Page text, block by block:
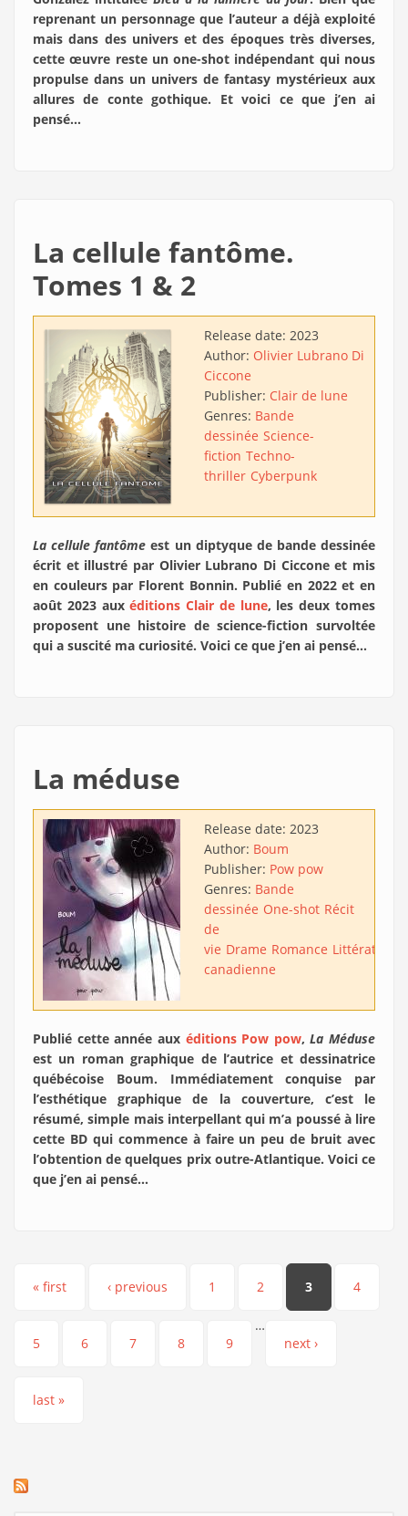
reprenant un personnage que l’auteur a déjà exploité
mais dans des univers et des époques très diverses,
cette œuvre reste un one-shot indépendant qui nous
propulse dans un univers de fantasy mystérieux aux
allures de conte gothique. Et voici ce que j’en ai
pensé…
La cellule fantôme.
Tomes 1 & 2
Release date: 2023
Author: Olivier Lubrano Di
Ciccone
Publisher: Clair de lune
Genres: Bande
dessinée Science-
fiction Techno-
thriller Cyberpunk
La cellule fantôme est un diptyque de bande dessinée
écrit et illustré par Olivier Lubrano Di Ciccone et mis
en couleurs par Florent Bonnin. Publié en 2022 et en
août 2023 auxéditions Clair de lune, les deux tomes
proposent une histoire de science-fiction survoltée
qui a suscité ma curiosité. Voici ce que j’en ai pensé…
La méduse
Release date: 2023
Author: Boum
Publisher: Pow pow
Genres: Bande
dessinée One-shot Récit
de
vie Drame Romance Littérature
canadienne
Publié cette année aux éditions Pow pow,La Méduse
est un roman graphique de l’autrice et dessinatrice
québécoise Boum. Immédiatement conquise par
l’esthétique graphique de la couverture, c’est le
résumé, simple mais interpellant qui m’a poussé à lire
cette BD qui commence à faire un peu de bruit avec
l’obtention de quelques prix outre-Atlantique. Voici ce
que j’en ai pensé…
Pages
« first ‹ previous 1 2 3 4
5 6 7 8 9
…
next ›
last »